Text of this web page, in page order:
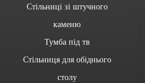
Стільниці зі штучного
каменю
Тумба під тв
Стільниця для обіднього
столу